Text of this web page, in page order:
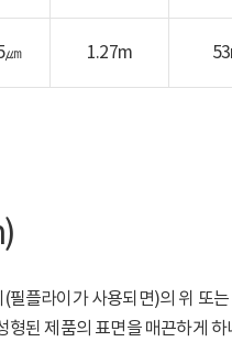
㎛ 1.27m
플라이가 사용되면)의 위 또
된 제품의 표면을 매끈하게